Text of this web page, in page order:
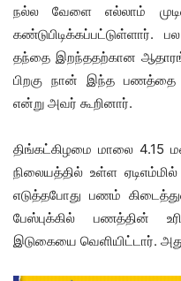
நல்ல வேளை எல்லாம்
தந்தை இறந்ததற்கான
பிறகு நான் இந்த பணத்தை
என்று அவர் கூறினார்.
திங்கட்கிழமை மாலை 4.15
நிலையத்தில் உள்ள
எடுத்தபோது பணம்
பேஸ்புக்கில் பணத்தின்
இடுகையை வெளியிட்டார்.